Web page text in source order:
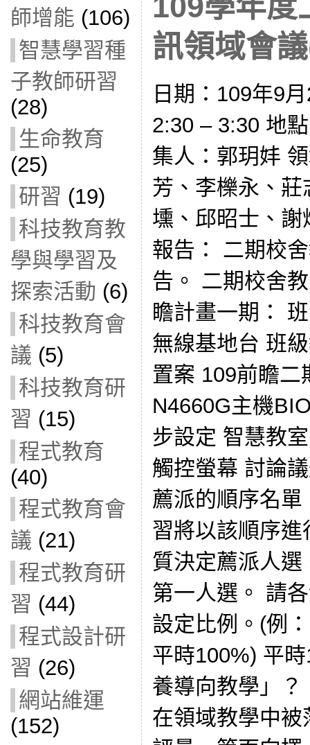
師增能 (106)
智慧學習種
子教師研習
(28)
生命教育
(25)
研習 (19)
科技教育教
學與學習及
探索活動 (6)
科技教育會
議 (5)
科技教育研
習 (15)
程式教育
(40)
程式教育會
議 (21)
程式教育研
習 (44)
程式設計研
習 (26)
網站維運
(152)
訊領域會
日期：109年9
2:30 – 3:30 地
集人：郭玥妦
芳、李櫟永、
壎、邱昭士、
報告： 二期校
告。 二期校舍
瞻計畫一期：
無線基地台 班
置案 109前瞻二
N4660G主機
步設定 智慧教
觸控螢幕 討論
薦派的順序名
習將以該順序
質決定薦派人
第一人選。 請
設定比例。(例
平時100%) 平
養導向教學」
在領域教學中